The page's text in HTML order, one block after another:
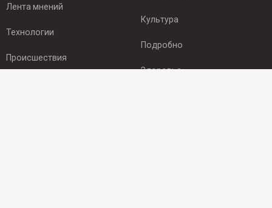
Лента мнений
Технологии
Происшествия
Культура
Подробно
Здоровье